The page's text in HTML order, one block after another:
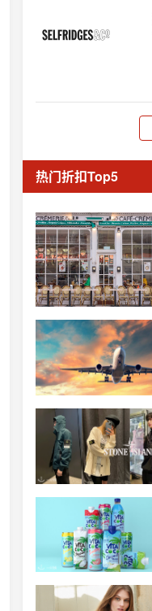
热门折扣Top5